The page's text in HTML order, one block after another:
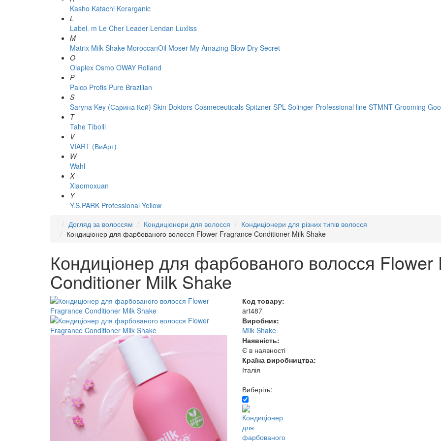
Kasho Katachi Kerarganic
L
Label. m Le Cher Leader Lendan Luxliss
M
Matrix Milk Shake MoroccanOil Moser My Amazing Blow Dry Secret
O
Olaplex Osmo OWAY Rolland
P
Palco Profis Pure Brazilian
S
Saryna Key (Сарина Кей) Skin Doktors Cosmeceuticals Spitzner SPL Solinger Professional line STMNT Grooming
T
Tahe Tibolli
V
VIART (ВиАрт)
W
Wahl
X
Xiaomoxuan
Y
Y.S.PARK Professional Yellow
Догляд за волоссям
Кондиціонери для волосся
Кондиціонери для різних типів волосся
Кондиціонер для фарбованого волосся Flower Fragrance Conditioner Milk Shake
Кондиціонер для фарбованого волосся Flower
Conditioner Milk Shake
Код товару:
art487
Виробник:
Milk Shake
Наявність:
Є в наявності
Країна виробництва:
Італія
Виберіть: